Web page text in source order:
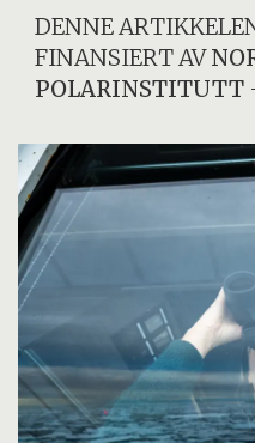
DENNE
FINANSIERT AV
POLARINSTITUTT